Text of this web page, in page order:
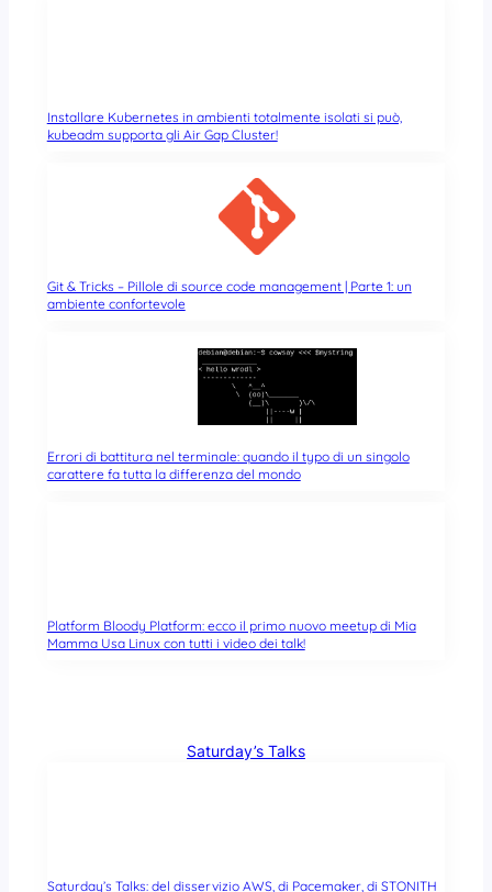
Installare Kubernetes in ambienti totalmente isolati si può,
kubeadm supporta gli Air Gap Cluster!
Git & Tricks – Pillole di source code management | Parte 1: un
ambiente confortevole
Errori di battitura nel terminale: quando il typo di un singolo
carattere fa tutta la differenza del mondo
Platform Bloody Platform: ecco il primo nuovo meetup di Mia
Mamma Usa Linux con tutti i video dei talk!
Saturday’s Talks
Saturday’s Talks: del disservizio AWS, di Pacemaker, di STONITH